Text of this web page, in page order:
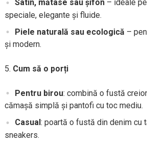
Satin, mătase sau șifon– ideale
speciale, elegante și fluide.
Piele naturală sau ecologică –
și modern.
Cum să o porți
Pentru birou: combină o fustă
cămașă simplă și pantofi cu toc mediu.
Casual: poartă o fustă din denim cu
sneakers.